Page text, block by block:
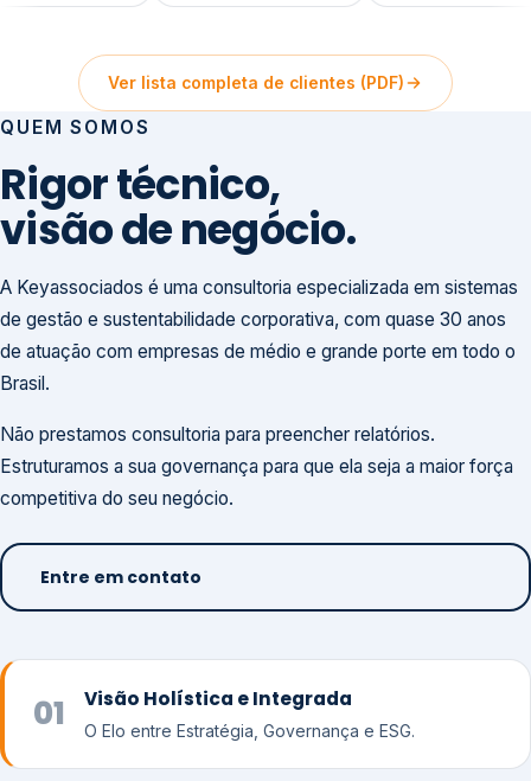
Ver lista completa de clientes (PDF)
QUEM SOMOS
Rigor técnico,
visão de negócio.
A Keyassociados é uma consultoria especializada em sistemas
de gestão e sustentabilidade corporativa, com quase 30 anos
de atuação com empresas de médio e grande porte em todo o
Brasil.
Não prestamos consultoria para preencher relatórios.
Estruturamos a sua governança para que ela seja a maior força
competitiva do seu negócio.
Entre em contato
01 Visão Holística e Integrada
O Elo entre Estratégia, Governança e ESG.